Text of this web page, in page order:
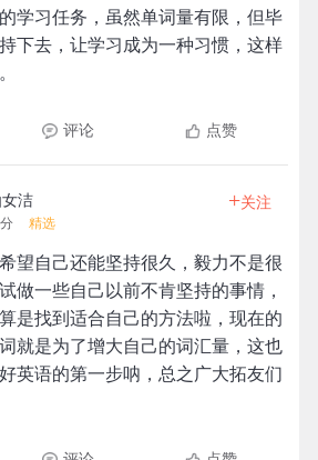
学习任务，虽然单词量有限，但毕
下去，让学习成为一种习惯，这样
评论 点赞
洁
精选
+关注
望自己还能坚持很久，毅力不是很
做一些自己以前不肯坚持的事情，
是找到适合自己的方法啦，现在的
就是为了增大自己的词汇量，这也
英语的第一步呐，总之广大拓友们